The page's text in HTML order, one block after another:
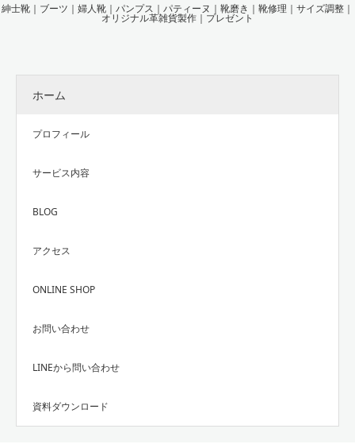
紳士靴｜ブーツ｜婦人靴｜パンプス｜パティーヌ｜靴磨き｜靴修理｜サイズ調整｜
オリジナル革雑貨製作｜プレゼント
ホーム
プロフィール
サービス内容
BLOG
アクセス
ONLINE SHOP
お問い合わせ
LINEから問い合わせ
資料ダウンロード